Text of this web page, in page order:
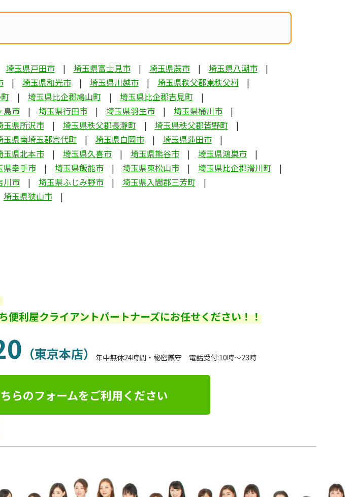
埼玉県戸田市 埼玉県富士見市 埼玉県蕨市
埼玉県八潮市
埼玉県和光市 埼玉県川越市
埼玉県秩父郡東秩父村
埼玉県比企郡鳩山町
埼玉県比企郡吉見町
島市 埼玉県行田市 埼玉県羽生市
埼玉県桶川市
玉県所沢市 埼玉県秩父郡長瀞町
埼玉県秩父郡皆野町
玉県南埼玉郡宮代町 埼玉県白岡市
埼玉県蓮田市
玉県北本市 埼玉県久喜市 埼玉県熊谷市
埼玉県鴻巣市
県幸手市 埼玉県飯能市 埼玉県東松山市
埼玉県比企郡滑川町
川市 埼玉県ふじみ野市
埼玉県入間郡三芳町
埼玉県狭山市
便利屋クライアントパートナーズにお任せください！！
（東京本店） 年中無休24時間・秘密厳守 電話受付:10時～23時
らのフォームをご利用ください